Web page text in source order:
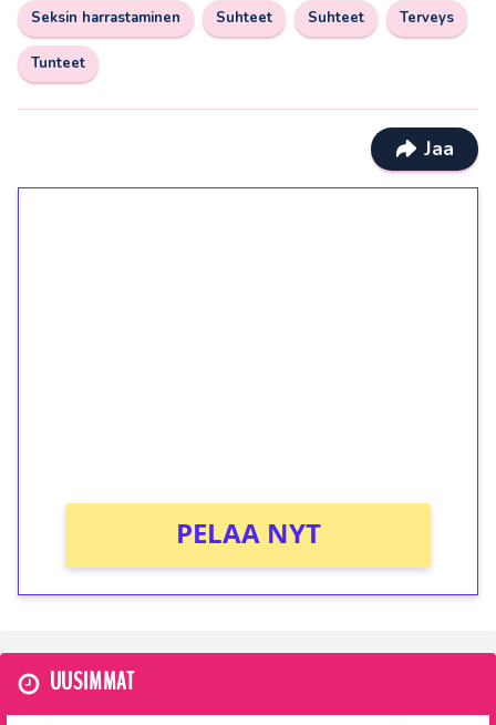
Seksin harrastaminen Suhteet Suhteet Terveys
Tunteet
Jaa
PELAA NYT
UUSIMMAT